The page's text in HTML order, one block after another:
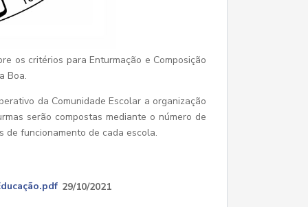
os critérios para Enturmação e Composição
Boa.
da Comunidade Escolar a organização
serão compostas mediante o número de
de funcionamento de cada escola.
29/10/2021